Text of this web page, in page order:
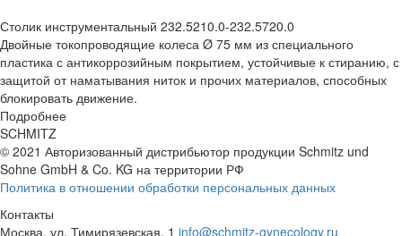
Столик инструментальный 232.5210.0-232.5720.0
Двойные токопроводящие колеса Ø 75 мм из специального
пластика с антикоррозийным покрытием, устойчивые к стиранию, с
защитой от наматывания ниток и прочих материалов, способных
блокировать движение.
Подробнее
SCHMITZ
© 2021 Авторизованный дистрибьютор продукции Schmitz und
Sohne GmbH & Co. KG на территории РФ
Политика в отношении обработки персональных данных
Контакты
Москва, ул. Тимирязевская, 1 info@schmitz-gynecology.ru